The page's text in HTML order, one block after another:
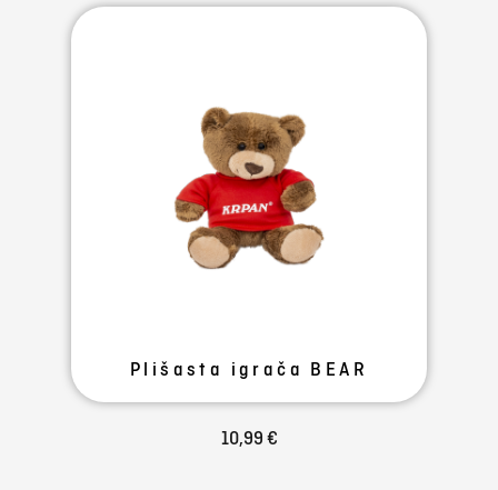
Plišasta igrača BEAR
10,99 €